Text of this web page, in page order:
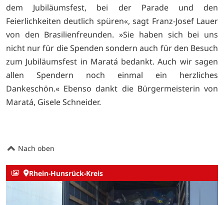
dem Jubiläumsfest, bei der Parade und den
Feierlichkeiten deutlich spüren«, sagt Franz-Josef Lauer
von den Brasilienfreunden. »Sie haben sich bei uns
nicht nur für die Spenden sondern auch für den Besuch
zum Jubiläumsfest in Maratá bedankt. Auch wir sagen
allen Spendern noch einmal ein herzliches
Dankeschön.« Ebenso dankt die Bürgermeisterin von
Maratá, Gisele Schneider.
Nach oben
Rhein-Hunsrück-Kreis